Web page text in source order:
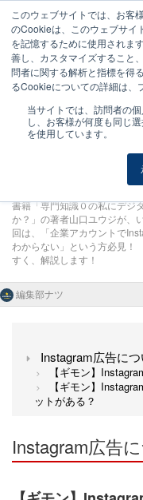
このウェブサイトでは、お客
のCookieは、このウェブサイ
を記憶するために使用されま
善し、カスタマイズすること
問者に関する解析と指標を得
るCookieについての詳細は、
当サイトでは、訪問者の
し、お客様が何度も同じ
を使用しています。
2024年1月6日 更新
書籍「専門知識０の私にデジ
か？」の著者山口ユウジが、
回は、「企業アカウントで
わからない」という方必見
すく、解説します！
編集部ナツ
Instagram広告に
【ギモン】
【ギモン】
ットがある？
Instagram広告